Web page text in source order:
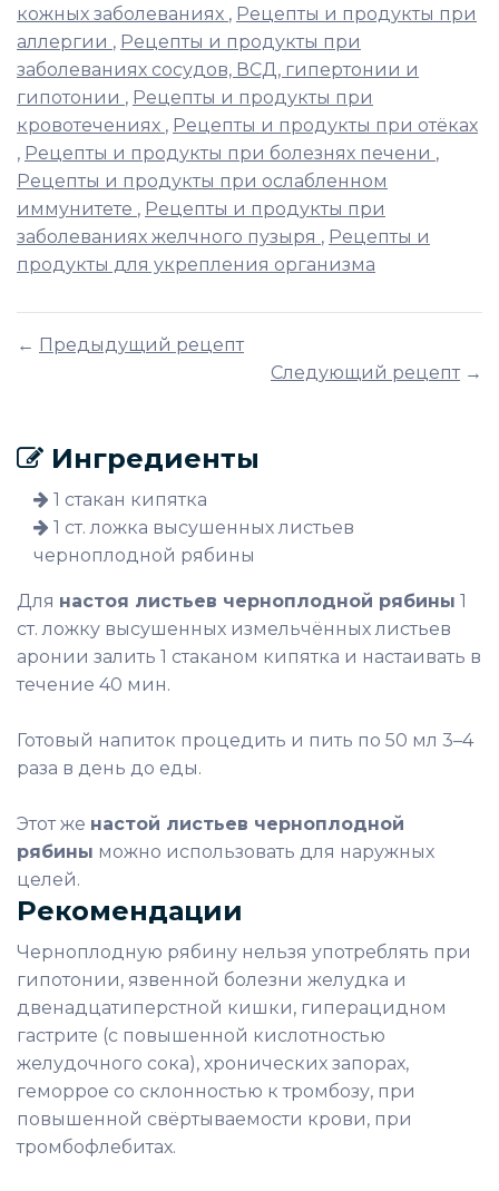
кожных заболеваниях , Рецепты и продукты при
аллергии , Рецепты и продукты при
заболеваниях сосудов, ВСД, гипертонии и
гипотонии , Рецепты и продукты при
кровотечениях , Рецепты и продукты при отёках
, Рецепты и продукты при болезнях печени ,
Рецепты и продукты при ослабленном
иммунитете , Рецепты и продукты при
заболеваниях желчного пузыря , Рецепты и
продукты для укрепления организма
← Предыдущий рецепт
Следующий рецепт→
Ингредиенты
1 стакан кипятка
1 ст. ложка высушенных листьев
черноплодной рябины
Для настоя листьев черноплодной рябины 1
ст. ложку высушенных измельчённых листьев
аронии залить 1 стаканом кипятка и настаивать в
течение 40 мин.
Готовый напиток процедить и пить по 50 мл 3–4
раза в день до еды.
Этот же настой листьев черноплодной
рябины можно использовать для наружных
целей.
Рекомендации
Черноплодную рябину нельзя употреблять при
гипотонии, язвенной болезни желудка и
двенадцатиперстной кишки, гиперацидном
гастрите (с повышенной кислотностью
желудочного сока), хронических запорах,
геморрое со склонностью к тромбозу, при
повышенной свёртываемости крови, при
тромбофлебитах.